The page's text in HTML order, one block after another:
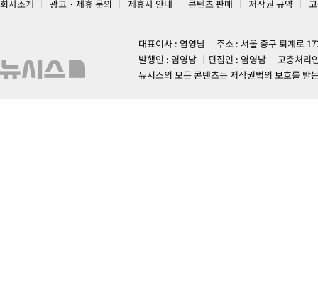
회사소개 광고 · 제휴 문의 제휴사 안내 콘텐츠 판매 저작권 규약
대표이사 : 염영남
주소 : 서울 중구 퇴계로
발행인 : 염영남
편집인 : 염영남
고충처리
뉴시스의 모든 콘텐츠는 저작권법의 보호를